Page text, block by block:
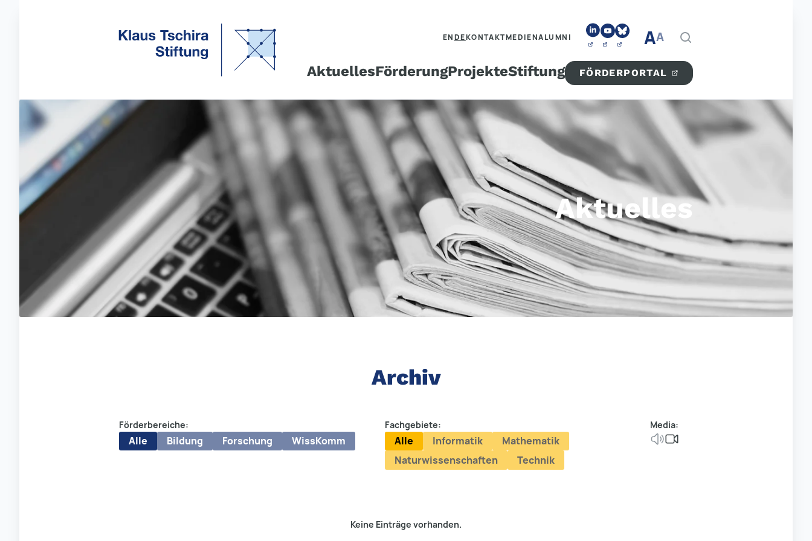
ENDEKONTAKTMEDIENALUMNI AA
AktuellesFörderungProjekteStiftung FÖRDERPORTAL
Aktuelles
Archiv
Förderbereiche:
Alle Bildung Forschung WissKomm
Fachgebiete:
Alle Informatik
Mathematik
Naturwissenschaften
Technik
Media:
Keine Einträge vorhanden.